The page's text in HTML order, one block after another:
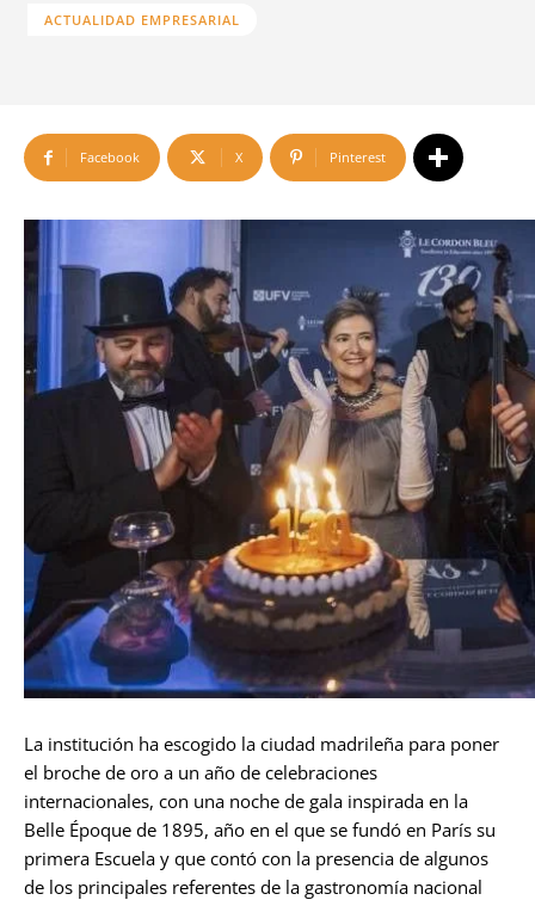
ACTUALIDAD EMPRESARIAL
Facebook X Pinterest
La institución ha escogido la ciudad madrileña para poner
el broche de oro a un año de celebraciones
internacionales, con una noche de gala inspirada en la
Belle Époque de 1895, año en el que se fundó en París su
primera Escuela y que contó con la presencia de algunos
de los principales referentes de la gastronomía nacional